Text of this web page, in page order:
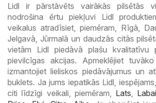
Lidl ir pārstāvēts vairākās pilsētās
nodrošina ērtu piekļuvi Lidl
veikalus atradīsiet, piemēram, Rīgā,
Jelgavā, Jūrmalā un daudzās citās
vietām Lidl piedāvā plašu kvalitatīvu
pievilcīgas akcijas. Apmeklējiet
izmantojiet lieliskos piedāvājumus un
buklets. Ja jums iepatikās Lidl,
citi līdzīgi veikali, piemēram, Lats